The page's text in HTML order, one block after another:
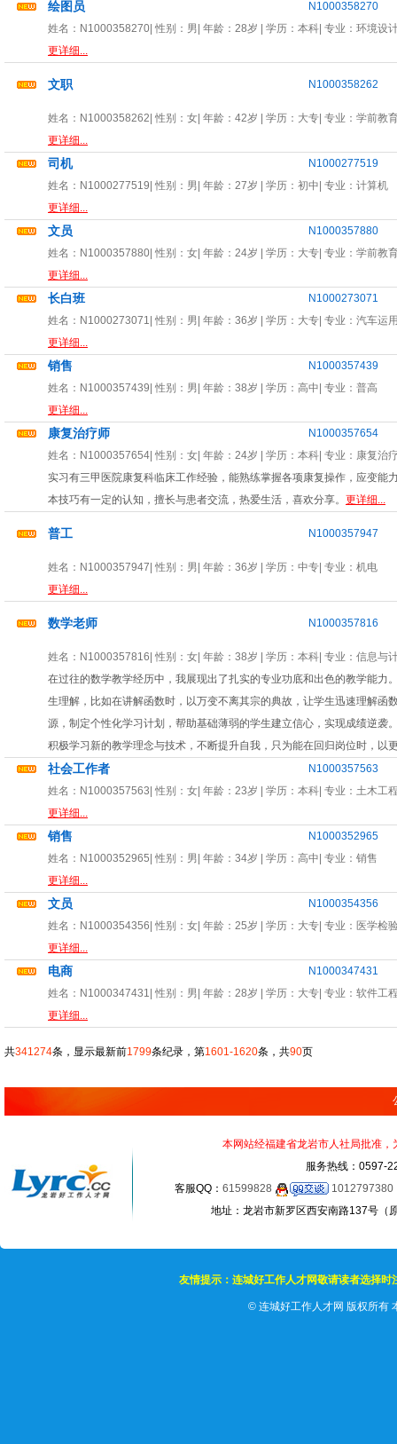
绘图员
N1000358270
姓名： N1000358270 | 性别： 男 | 年龄： 28岁 | 学历：本科| 专业： 环境设
更详细...
文职 N1000358262
姓名： N1000358262 | 性别： 女 | 年龄： 42岁 | 学历：大专| 专业： 学前教
更详细...
司机
N1000277519
姓名： N1000277519 | 性别： 男 | 年龄： 27岁 | 学历：初中| 专业： 计算机
更详细...
文员
N1000357880
姓名： N1000357880 | 性别： 女 | 年龄： 24岁 | 学历：大专| 专业： 学前教
更详细...
长白班
N1000273071
姓名： N1000273071 | 性别： 男 | 年龄： 36岁 | 学历：大专| 专业： 汽车运
更详细...
销售
N1000357439
姓名： N1000357439 | 性别： 男 | 年龄： 38岁 | 学历：高中| 专业： 普高
更详细...
康复治疗师
N1000357654
姓名： N1000357654 | 性别： 女 | 年龄： 24岁 | 学历：本科| 专业： 康复治
实习有三甲医院康复科临床工作经验，能熟练掌握各项康复操作，应变
本技巧有一定的认知，擅长与患者交流，热爱生活，喜欢分享。 更详细...
普工 N1000357947
姓名： N1000357947 | 性别： 男 | 年龄： 36岁 | 学历：中专| 专业： 机电
更详细...
数学老师 N1000357816
姓名： N1000357816 | 性别： 女 | 年龄： 38岁 | 学历：本科| 专业： 信息与
在过往的数学教学经历中，我展现出了扎实的专业功底和出色的教学能
生理解，比如在讲解函数时，以万变不离其宗的典故，让学生迅速理解
源，制定个性化学习计划，帮助基础薄弱的学生建立信心，实现成绩逆
积极学习新的教学理念与技术，不断提升自我，只为能在回归岗位时，以
社会工作者
N1000357563
姓名： N1000357563 | 性别： 女 | 年龄： 23岁 | 学历：本科| 专业： 土木工
更详细...
销售
N1000352965
姓名： N1000352965 | 性别： 男 | 年龄： 34岁 | 学历：高中| 专业： 销售
更详细...
文员
N1000354356
姓名： N1000354356 | 性别： 女 | 年龄： 25岁 | 学历：大专| 专业： 医学检
更详细...
电商
N1000347431
姓名： N1000347431 | 性别： 男 | 年龄： 28岁 | 学历：大专| 专业： 软件工
更详细...
共341274条，显示最新前1799条纪录，第1601-1620条，共90页
本网站经福建省龙岩市人社局批准
服务热线：0597-
客服QQ： 61599828
1012797380
地址：龙岩市新罗区西安南路137号（
友情提示：连城好工作人才网敬请读者选择
© 连城好工作人才网 版权所有